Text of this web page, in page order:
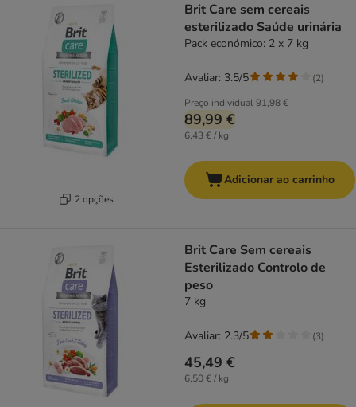
2 opções
Brit Care sem cereais
esterilizado Saúde urinária
Pack económico: 2 x 7 kg
Preço individual91,98 €
89,99 €
6,43 € / kg
Avaliar: 3.5/5 (2)
Adicionar ao carrinho
Brit Care Sem cereais
Esterilizado Controlo de
peso
7 kg
45,49 €
6,50 € / kg
Avaliar: 2.3/5 (3)